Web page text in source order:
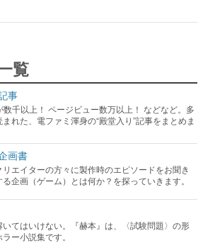
覧
事
数千以上！ ページビュー数万以上！ などなど。多
まれた、電ファミ渾身の“殿堂入り”記事をまとめま
画書
エイターの方々に製作時のエピソードをお聞き
企画（ゲーム）とは何か？を探っていきます。
いてはいけない。『赫本』は、〈試験問題〉の形
ー小説集です。